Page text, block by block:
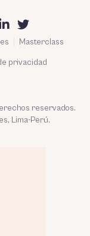
Masterclass
privacidad
reservados.
Lima-Perú.